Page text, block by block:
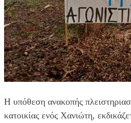
Η υπόθεση ανακοπής
κατοικίας ενός Χανιώτη,